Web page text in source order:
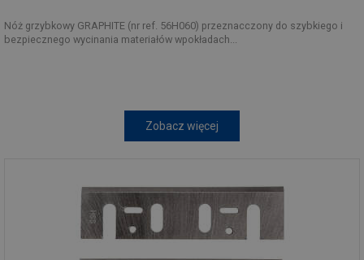
Nóż grzybkowy GRAPHITE (nr ref. 56H060) przeznacczony do szybkiego i
bezpiecznego wycinania materiałów wpokładach...
Zobacz więcej